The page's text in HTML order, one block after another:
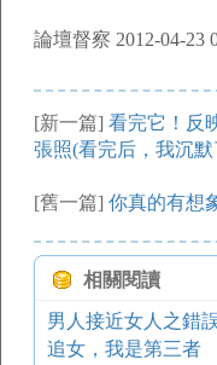
論壇督察 2012-04-23
[新一篇] 看完它！反
張照(看完后，我沉
[舊一篇] 你真的有想
相關閱讀
追女，我是第三者